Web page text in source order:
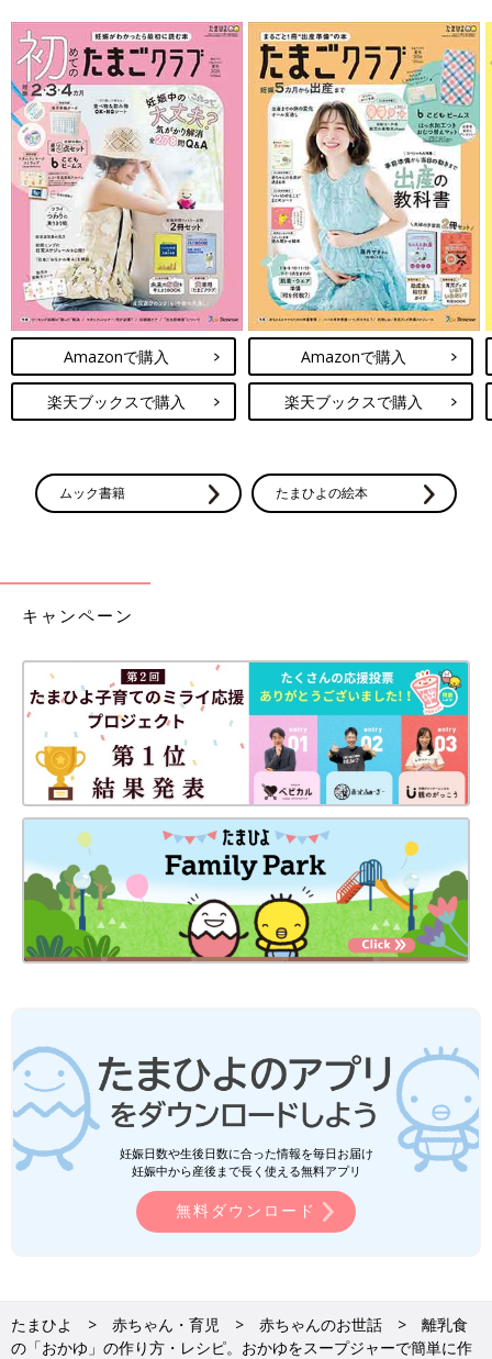
Amazonで購入
楽天ブックスで購入
Amazonで購入
楽天ブックスで購入
ムック書籍 たまひよの絵本
キャンペーン
妊娠日数や生後日数に合った情報を毎日お届け
妊娠中から産後まで長く使える無料アプリ
無料ダウンロード
たまひよ 赤ちゃん・育児 赤ちゃんのお世話
離乳食
の「おかゆ」の作り方・レシピ。おかゆをスープジャーで簡単に作